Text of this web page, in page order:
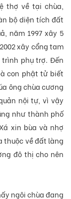
thợ về tại chùa,
bộ diện tích đất
năm 1997 xây 5
xây cổng tam
trình phụ trợ. Đến
con phật tử biết
ông chùa cương
nội tự, vì vậy
như thành phố
xin bùa và nhợ
thuộc về đất làng
đô thị cho nên
ngôi chùa đang